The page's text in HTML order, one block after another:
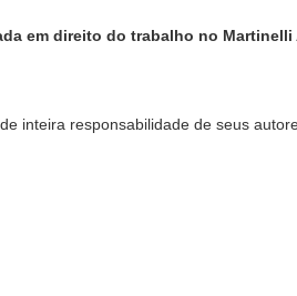
em direito do trabalho no
inteira responsabilidade de seus